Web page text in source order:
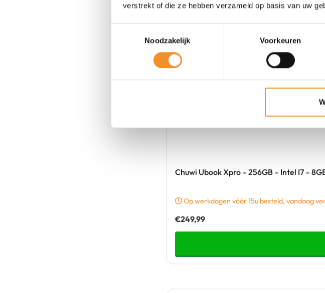
verstrekt of die ze hebben verzameld op basis van uw
Noodzakelijk
Voorkeuren
Chuwi Ubook Xpro – 256GB – Intel I7 –
Op werkdagen vóór 15u besteld, vandaag
€249,99